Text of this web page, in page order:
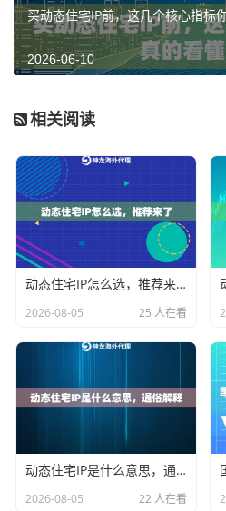
2. 动态性与会话控制：数据采
固定。动态IP能在一定周期后
险。关键在于你能否灵活控制
持登录状态的采集，则可设置
话。我们的服务支持在1分钟到
定义，这让你能根据业务节奏精
3. 资源规模与成本模式：如果
时间长，需要关注IP池大小和
据抓取和自动化任务，避免了
业务中断的尴尬。
4. 地理位置精准度：
很多数据
精准定位到特定国家、州甚
国家/地区、州、城市级别的定
化内容、进行区域市场调研或
买动态住宅IP前，这几个核心指标
2026-06-10
相关阅读
动态住宅IP怎么选，推荐来了
2026-08-05 25 人在看
动态住宅IP是什么意思，通俗解释
2026-08-05 22 人在看